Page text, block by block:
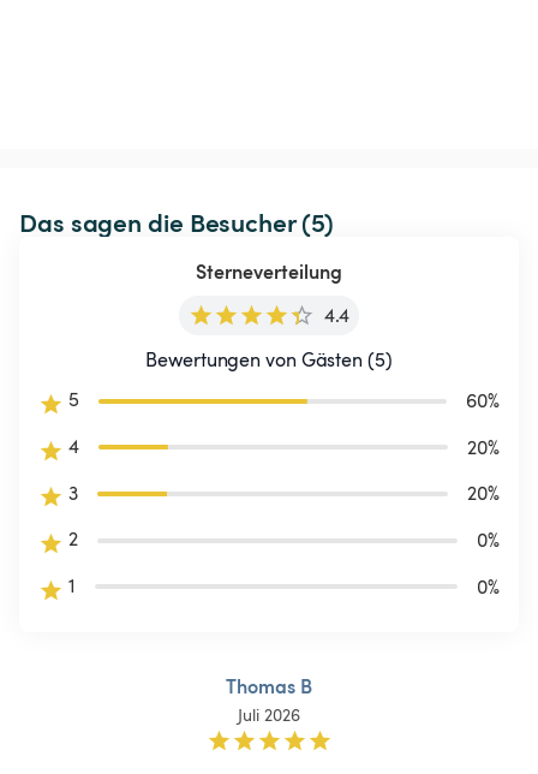
Das sagen die Besucher (5)
Sterneverteilung
4.4
Bewertungen von Gästen (5)
5
60%
4
20%
3
20%
2
0%
1
0%
Thomas B
Juli 2026